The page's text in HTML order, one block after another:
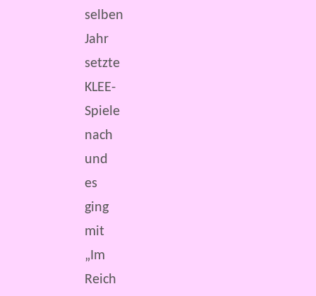
selben
Jahr
setzte
KLEE-
Spiele
nach
und
es
ging
mit
„Im
Reich